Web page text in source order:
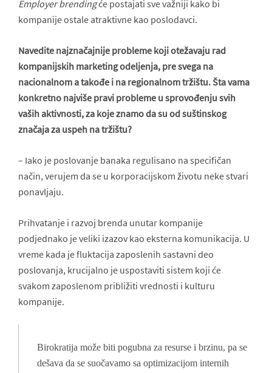
Employer brendingće postajati sve važniji kako bi
kompanije ostale atraktivne kao poslodavci.
Navedite najznačajnije probleme koji otežavaju rad
kompanijskih marketing odeljenja, pre svega na
nacionalnom a takođe i na regionalnom tržištu. Šta vama
konkretno najviše pravi probleme u sprovođenju svih
vaših aktivnosti, za koje znamo da su od suštinskog
značaja za uspeh na tržištu?
– Iako je poslovanje banaka regulisano na specifičan
način, verujem da se u korporacijskom životu neke stvari
ponavljaju.
Prihvatanje i razvoj brenda unutar kompanije
podjednako je veliki izazov kao eksterna komunikacija. U
vreme kada je fluktacija zaposlenih sastavni deo
poslovanja, krucijalno je uspostaviti sistem koji će
svakom zaposlenom približiti vrednosti i kulturu
kompanije.
Birokratija može biti pogubna za resurse i brzinu, pa se
dešava da se suočavamo sa optimizacijom internih